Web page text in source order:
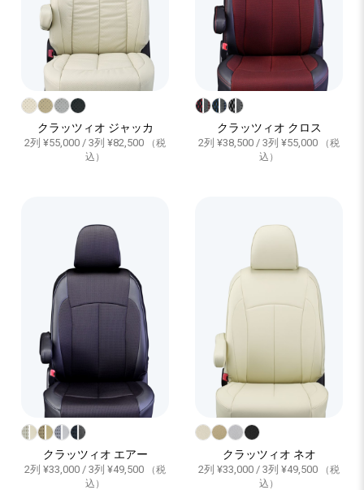
クラッツィオ ジャッカ
2列 ¥55,000 / 3列 ¥82,500
（税
込）
クラッツィオ クロス
2列 ¥38,500 / 3列 ¥55,000
（税
込）
クラッツィオ エアー
2列 ¥33,000 / 3列 ¥49,500
（税
込）
クラッツィオ ネオ
2列 ¥33,000 / 3列 ¥49,500
（税
込）